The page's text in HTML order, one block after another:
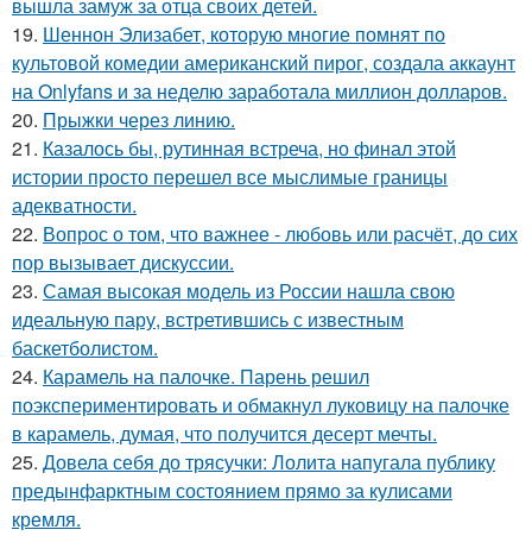
вышла замуж за отца своих детей.
19. Шеннон Элизабет, которую многие помнят по
культовой комедии американский пирог, создала аккаунт
на Onlyfans и за неделю заработала миллион долларов.
20. Прыжки через линию.
21. Казалось бы, рутинная встреча, но финал этой
истории просто перешел все мыслимые границы
адекватности.
22. Вопрос о том, что важнее - любовь или расчёт, до сих
пор вызывает дискуссии.
23. Самая высокая модель из России нашла свою
идеальную пару, встретившись с известным
баскетболистом.
24. Карамель на палочке. Парень решил
поэкспериментировать и обмакнул луковицу на палочке
в карамель, думая, что получится десерт мечты.
25. Довела себя до трясучки: Лолита напугала публику
предынфарктным состоянием прямо за кулисами
кремля.